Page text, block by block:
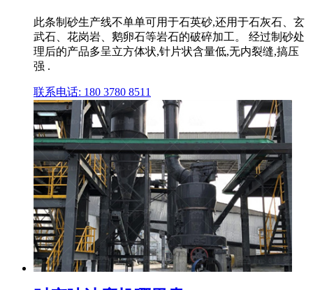
此条制砂生产线不单单可用于石英砂,还用于石灰石、玄
武石、花岗岩、鹅卵石等岩石的破碎加工。 经过制砂处
理后的产品多呈立方体状,针片状含量低,无内裂缝,搞压
强 .
联系电话: 180 3780 8511